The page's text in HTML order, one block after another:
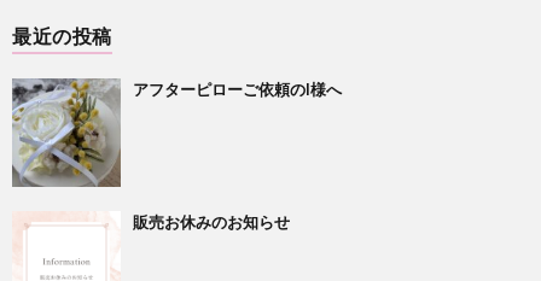
最近の投稿
アフターピローご依頼のI様へ
販売お休みのお知らせ